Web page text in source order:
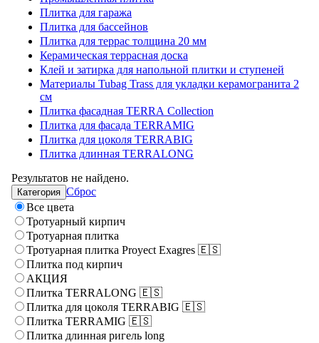
Плитка для гаража
Плитка для бассейнов
Плитка для террас толщина 20 мм
Керамическая террасная доска
Клей и затирка для напольной плитки и ступеней
Материалы Tubag Trass для укладки керамогранита 2
см
Плитка фасадная TERRA Collection
Плитка для фасада TERRAMIG
Плитка для цоколя TERRABIG
Плитка длинная TERRALONG
Результатов не найдено.
Категория Сброс
Все цвета
Тротуарный кирпич
Тротуарная плитка
Тротуарная плитка Proyect Exagres 🇪🇸
Плитка под кирпич
АКЦИЯ
Плитка TERRALONG 🇪🇸
Плитка для цоколя TERRABIG 🇪🇸
Плитка TERRAMIG 🇪🇸
Плитка длинная ригель long